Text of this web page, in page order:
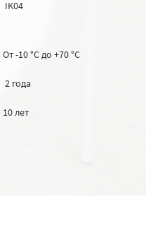
IK04
От -10 °C до +70 °C
2 года
10 лет